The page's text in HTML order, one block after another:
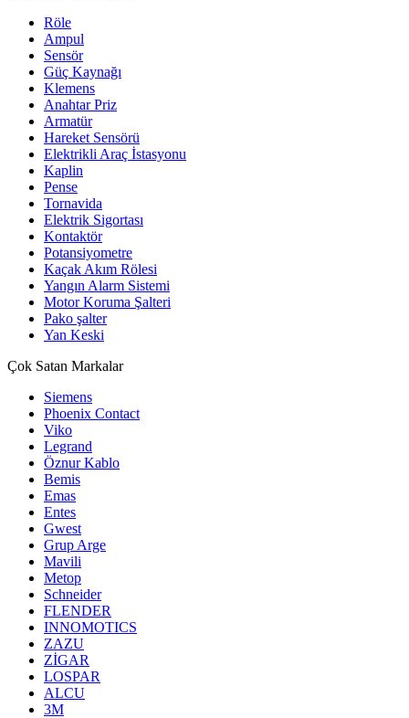
Röle
Ampul
Sensör
Güç Kaynağı
Klemens
Anahtar Priz
Armatür
Hareket Sensörü
Elektrikli Araç İstasyonu
Kaplin
Pense
Tornavida
Elektrik Sigortası
Kontaktör
Potansiyometre
Kaçak Akım Rölesi
Yangın Alarm Sistemi
Motor Koruma Şalteri
Pako şalter
Yan Keski
Çok Satan Markalar
Siemens
Phoenix Contact
Viko
Legrand
Öznur Kablo
Bemis
Emas
Entes
Gwest
Grup Arge
Mavili
Metop
Schneider
FLENDER
INNOMOTICS
ZAZU
ZİGAR
LOSPAR
ALCU
3M